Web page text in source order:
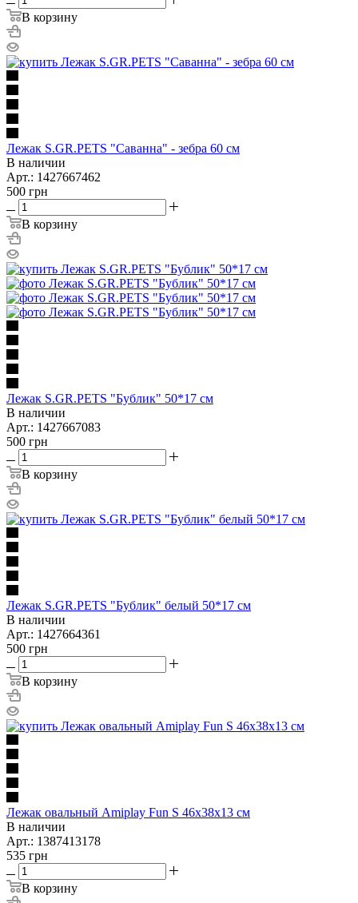
В корзину
Лежак S.GR.PETS "Саванна" - зебра 60 см
В наличии
Арт.: 1427667462
500 грн
В корзину
Лежак S.GR.PETS "Бублик" 50*17 см
В наличии
Арт.: 1427667083
500 грн
В корзину
Лежак S.GR.PETS "Бублик" белый 50*17 см
В наличии
Арт.: 1427664361
500 грн
В корзину
Лежак овальный Amiplay Fun S 46х38х13 см
В наличии
Арт.: 1387413178
535 грн
В корзину